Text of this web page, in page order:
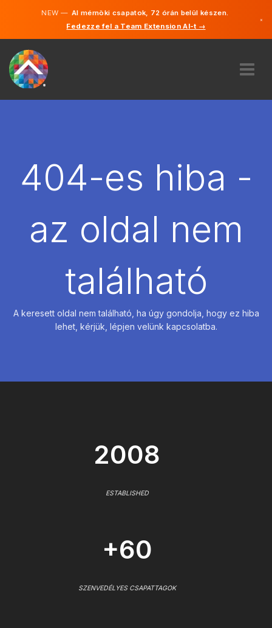
NEW —AI mérnöki csapatok, 72 órán belül készen.
Fedezze fel a Team Extension AI-t →
×
BÉREL
404-es hiba -
az oldal nem
található
A keresett oldal nem található, ha úgy gondolja, hogy ez hiba
lehet, kérjük, lépjen velünk kapcsolatba.
2008
ESTABLISHED
+60
SZENVEDÉLYES CSAPATTAGOK